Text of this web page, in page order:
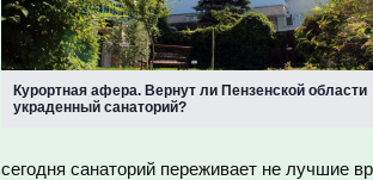
Курортная афера. Вернут ли Пензенской области
украденный санаторий?
сегодня санаторий переживает не лучшие